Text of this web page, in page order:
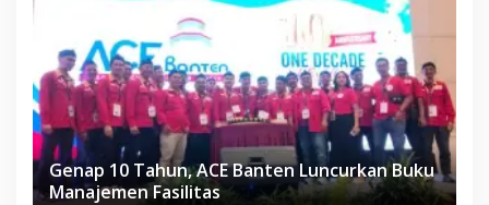
Genap 10 Tahun, ACE Banten Luncurkan Buku
Manajemen Fasilitas